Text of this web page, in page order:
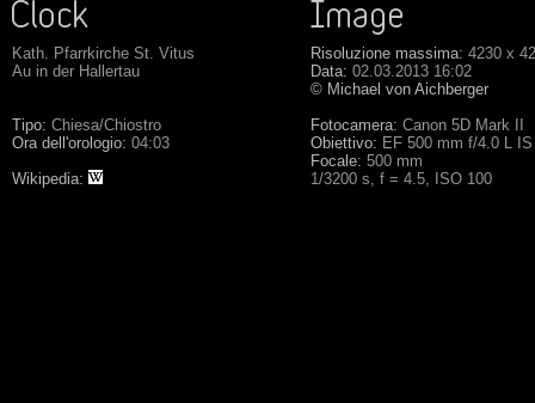
Kath. Pfarrkirche St. Vitus
Au in der Hallertau
Tipo: Chiesa/Chiostro
Ora dell'orologio: 04:03
Wikipedia:
Risoluzione massima: 4230 x
Data: 02.03.2013 16:02
© Michael von Aichberger
Fotocamera: Canon 5D Mark II
Obiettivo: EF 500 mm f/4.0 L
Focale: 500 mm
1/3200 s, f = 4.5, ISO 100